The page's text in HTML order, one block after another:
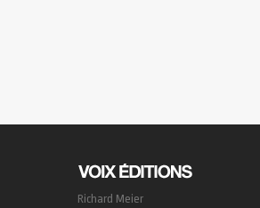
Richard Meier